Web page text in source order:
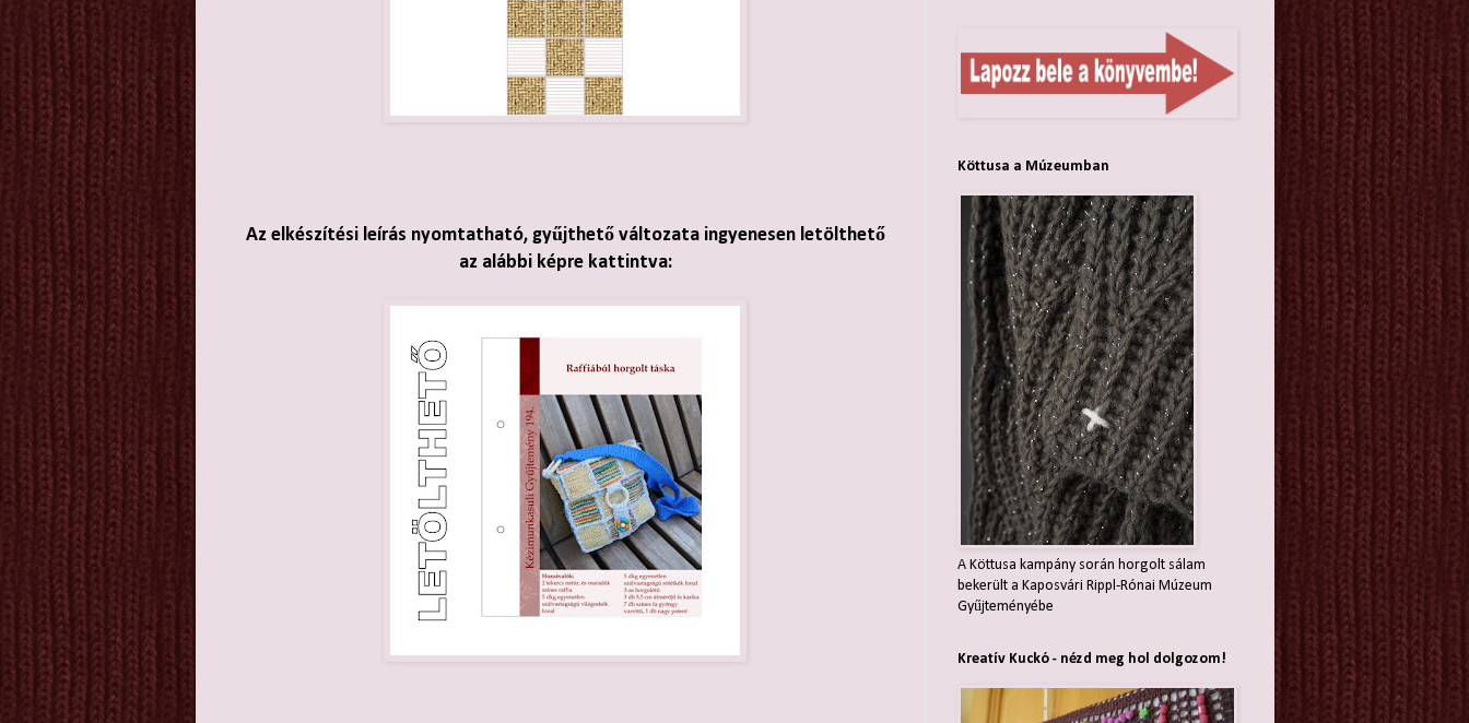
Az elkészítési leírás nyomtatható, gyűjthető változata ingyenesen letölthető
az alábbi képre kattintva:
Köttusa a Múzeumban
A Köttusa kampány során horgolt sálam
bekerült a Kaposvári Rippl-Rónai Múzeum
Gyűjteményébe
Kreatív Kuckó - nézd meg hol dolgozom!